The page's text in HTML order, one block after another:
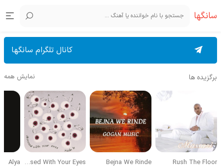
سانگها
کانال تلگرام سانگها
برگزیده ها نمایش همه
Rush The Floor
Bejna We Rinde
Obsessed With Your Eyes
Alya